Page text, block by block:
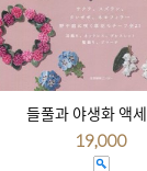
들풀과 야생화 액
19,000